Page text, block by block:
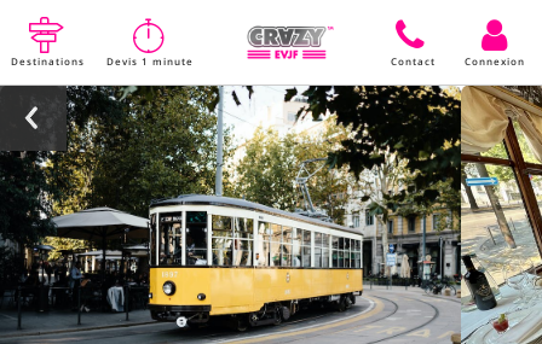
Destinations Devis 1 minute Contact Connexion